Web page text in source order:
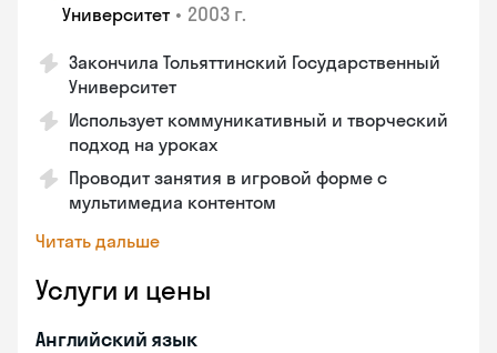
Университет • 2003 г.
Закончила Тольяттинский Государственный
Университет
Использует коммуникативный и творческий
подход на уроках
Проводит занятия в игровой форме с
мультимедиа контентом
Читать дальше
Услуги и цены
Английский язык